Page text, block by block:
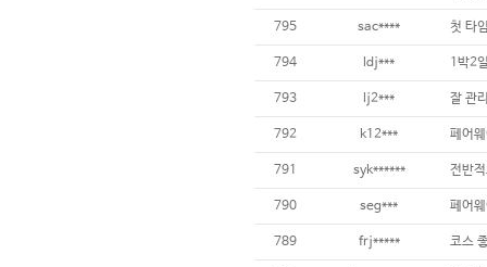
795 sac****
794 ldj*** 1박2
793 lj2***
792 k12***
791 syk******
790 seg***
789 frj*****